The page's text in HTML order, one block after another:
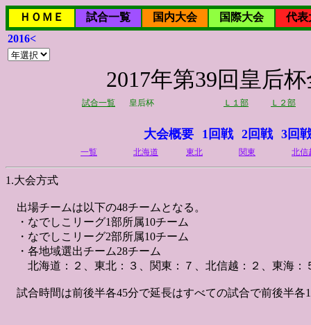
ＨＯＭＥ 試合一覧 国内大会 国際大会
代表
2016<
2017年第39回皇后
試合一覧 皇后杯 Ｌ１部 Ｌ２部
大会概要 1回戦 2回戦 3回
一覧 北海道 東北 関東 北信
1.大会方式
出場チームは以下の48チームとなる。
・なでしこリーグ1部所属10チーム
・なでしこリーグ2部所属10チーム
・各地域選出チーム28チーム
北海道：２、東北：３、関東：７、北信越：２、東海：
試合時間は前後半各45分で延長はすべての試合で前後半各